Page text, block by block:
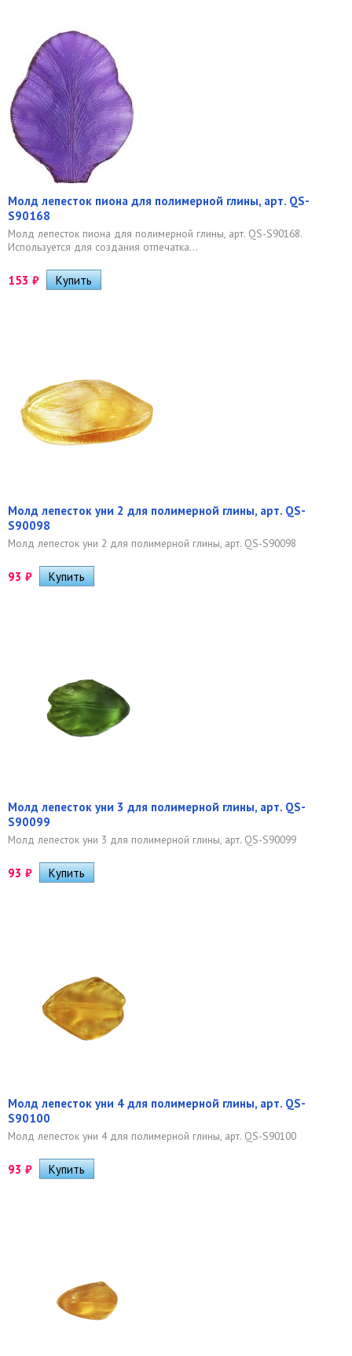
Молд лепесток пиона для полимерной глины, арт. QS-
S90168
Молд лепесток пиона для полимерной глины, арт. QS-S90168.
Используется для создания отпечатка...
153 ₽
Молд лепесток уни 2 для полимерной глины, арт. QS-
S90098
Молд лепесток уни 2 для полимерной глины, арт. QS-S90098
93 ₽
Молд лепесток уни 3 для полимерной глины, арт. QS-
S90099
Молд лепесток уни 3 для полимерной глины, арт. QS-S90099
93 ₽
Молд лепесток уни 4 для полимерной глины, арт. QS-
S90100
Молд лепесток уни 4 для полимерной глины, арт. QS-S90100
93 ₽